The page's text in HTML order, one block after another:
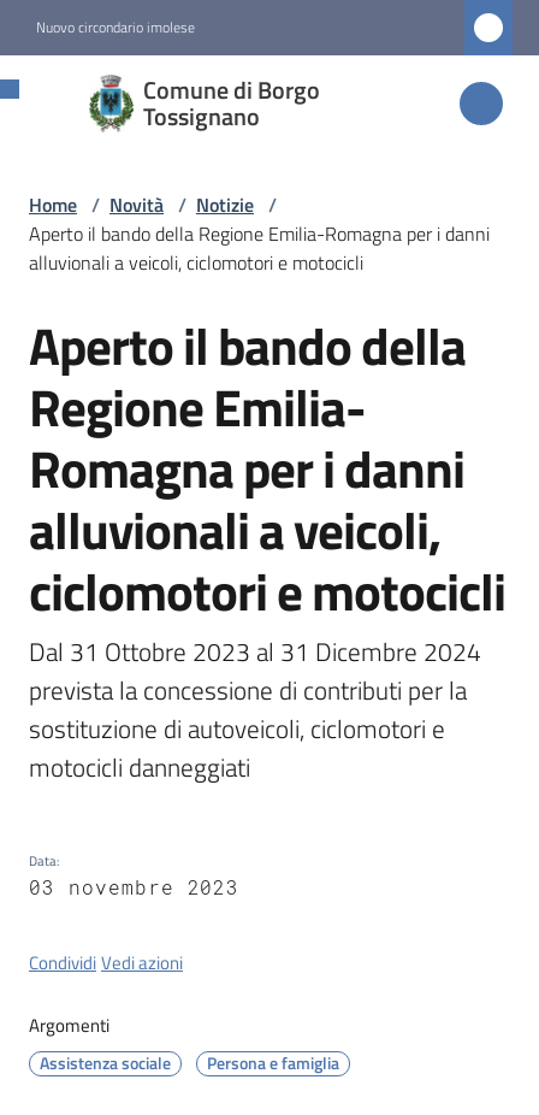
Nuovo circondario imolese
Comune di Borgo
Tossignano
Comune di
Borgo
Amministrazione
Novità
Menu selezionato
Servizi
Vivere
Borgo
Tossignano
Servizi
on-
Tutti
Home / Novità / Notizie /
Aperto il bando della Regione Emilia-Romagna per i danni
alluvionali a veicoli, ciclomotori e motocicli
Salta al contenuto
Aperto il bando della
Regione Emilia-
Romagna per i danni
alluvionali a veicoli,
ciclomotori e motocicli
Dal 31 Ottobre 2023 al 31 Dicembre 2024
prevista la concessione di contributi per la
sostituzione di autoveicoli, ciclomotori e
motocicli danneggiati
Data:
03 novembre 2023
CondividiVedi azioni
Argomenti
Assistenza sociale Persona e famiglia